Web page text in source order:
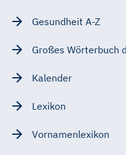
Gesundheit A-Z
Großes Wörterbuch
Kalender
Lexikon
Vornamenlexikon